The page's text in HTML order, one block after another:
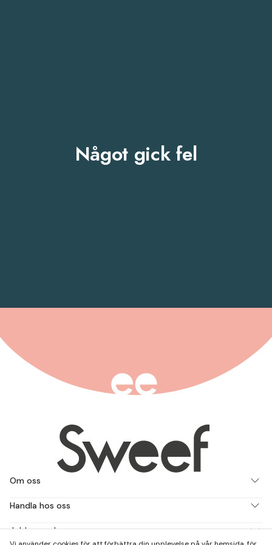
Något gick fel
Om oss
Handla hos oss
Jobba med oss